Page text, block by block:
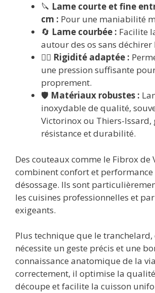
🔪 Lame courte et fine
cm : Pour une maniabilité
🔄 Lame courbée : Facilite
autour des os sans déchirer
🏋️‍♂️ Rigidité adaptée :
une pression suffisante
proprement.
🛡️ Matériaux robustes :
inoxydable de qualité,
Victorinox ou Thiers-Issard,
résistance et durabilité.
Des couteaux comme le Fibrox de
combinent confort et
désossage. Ils sont
les cuisines professionnelles et
exigeants.
Plus technique que le
nécessite un geste précis et une
connaissance anatomique de la
correctement, il optimise la
découpe et facilite la cuisson